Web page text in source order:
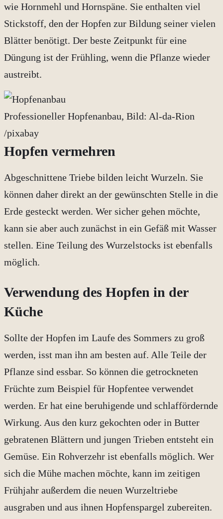
wie Hornmehl und Hornspäne. Sie enthalten viel
Stickstoff, den der Hopfen zur Bildung seiner vielen
Blätter benötigt. Der beste Zeitpunkt für eine
Düngung ist der Frühling, wenn die Pflanze wieder
austreibt.
Professioneller Hopfenanbau, Bild: Al-da-Rion
/pixabay
Hopfen vermehren
Abgeschnittene Triebe bilden leicht Wurzeln. Sie
können daher direkt an der gewünschten Stelle in die
Erde gesteckt werden. Wer sicher gehen möchte,
kann sie aber auch zunächst in ein Gefäß mit Wasser
stellen. Eine Teilung des Wurzelstocks ist ebenfalls
möglich.
Verwendung des Hopfen in der
Küche
Sollte der Hopfen im Laufe des Sommers zu groß
werden, isst man ihn am besten auf. Alle Teile der
Pflanze sind essbar. So können die getrockneten
Früchte zum Beispiel für Hopfentee verwendet
werden. Er hat eine beruhigende und schlaffördernde
Wirkung. Aus den kurz gekochten oder in Butter
gebratenen Blättern und jungen Trieben entsteht ein
Gemüse. Ein Rohverzehr ist ebenfalls möglich. Wer
sich die Mühe machen möchte, kann im zeitigen
Frühjahr außerdem die neuen Wurzeltriebe
ausgraben und aus ihnen Hopfenspargel zubereiten.